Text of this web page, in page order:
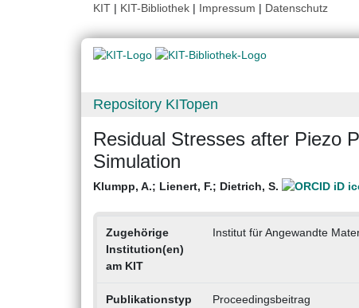
KIT | KIT-Bibliothek | Impressum | Datenschutz
Repository KITopen
Residual Stresses after Piezo
Simulation
Klumpp, A.; Lienert, F.; Dietrich, S.
Zugehörige
Institution(en)
am KIT
Institut für Angewandte
Publikationstyp Proceedingsbeitrag